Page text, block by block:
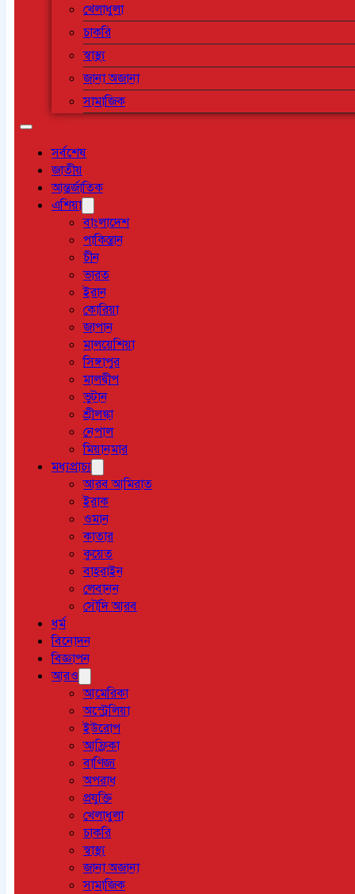
খেলাধুলা
চাকরি
স্বাস্থ্য
জানা অজানা
সামাজিক
সর্বশেষ
জাতীয়
আন্তর্জাতিক
এশিয়া
বাংলাদেশ
পাকিস্তান
চীন
ভারত
ইরান
কোরিয়া
জাপান
মালয়েশিয়া
সিঙ্গাপুর
মালদ্বীপ
ভুটান
শ্রীলঙ্কা
নেপাল
মিয়ানমার
মধ্যপ্রাচ্য
আরব আমিরাত
ইরাক
ওমান
কাতার
কুয়েত
বাহরাইন
লেবানন
সৌদি আরব
ধর্ম
বিনোদন
বিজ্ঞাপন
আরও
আমেরিকা
অস্ট্রেলিয়া
ইউরোপ
আফ্রিকা
বাণিজ্য
অপরাধ
প্রযুক্তি
খেলাধুলা
চাকরি
স্বাস্থ্য
জানা অজানা
সামাজিক